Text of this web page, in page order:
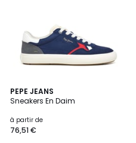
PEPE JEANS
Sneakers En Daim
à partir de
76,51 €